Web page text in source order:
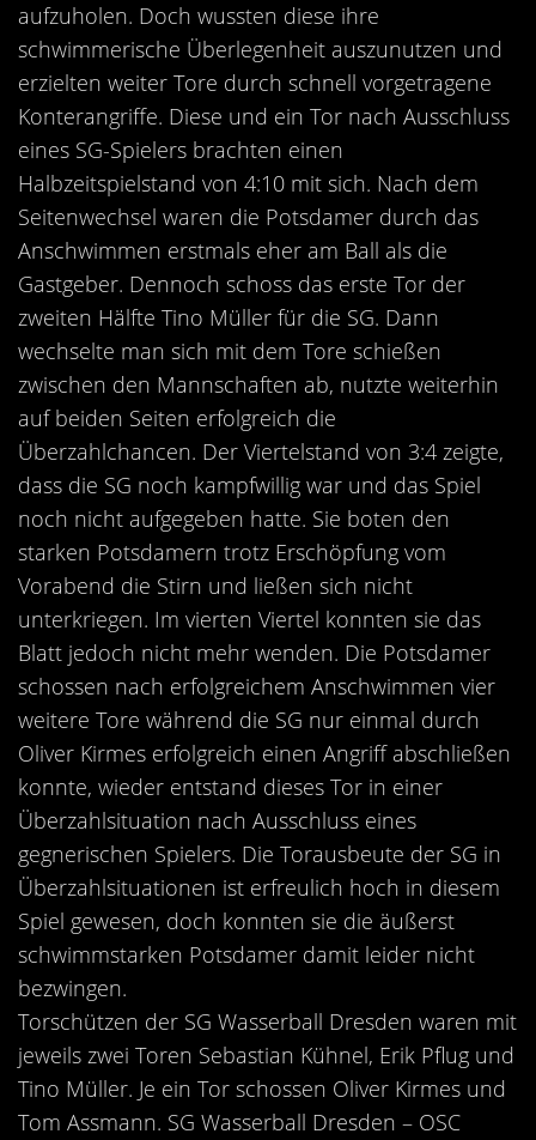
aufzuholen. Doch wussten diese ihre
schwimmerische Überlegenheit auszunutzen und
erzielten weiter Tore durch schnell vorgetragene
Konterangriffe. Diese und ein Tor nach Ausschluss
eines SG-Spielers brachten einen
Halbzeitspielstand von 4:10 mit sich. Nach dem
Seitenwechsel waren die Potsdamer durch das
Anschwimmen erstmals eher am Ball als die
Gastgeber. Dennoch schoss das erste Tor der
zweiten Hälfte Tino Müller für die SG. Dann
wechselte man sich mit dem Tore schießen
zwischen den Mannschaften ab, nutzte weiterhin
auf beiden Seiten erfolgreich die
Überzahlchancen. Der Viertelstand von 3:4 zeigte,
dass die SG noch kampfwillig war und das Spiel
noch nicht aufgegeben hatte. Sie boten den
starken Potsdamern trotz Erschöpfung vom
Vorabend die Stirn und ließen sich nicht
unterkriegen. Im vierten Viertel konnten sie das
Blatt jedoch nicht mehr wenden. Die Potsdamer
schossen nach erfolgreichem Anschwimmen vier
weitere Tore während die SG nur einmal durch
Oliver Kirmes erfolgreich einen Angriff abschließen
konnte, wieder entstand dieses Tor in einer
Überzahlsituation nach Ausschluss eines
gegnerischen Spielers. Die Torausbeute der SG in
Überzahlsituationen ist erfreulich hoch in diesem
Spiel gewesen, doch konnten sie die äußerst
schwimmstarken Potsdamer damit leider nicht
bezwingen.
Torschützen der SG Wasserball Dresden waren mit
jeweils zwei Toren Sebastian Kühnel, Erik Pflug und
Tino Müller. Je ein Tor schossen Oliver Kirmes und
Tom Assmann. SG Wasserball Dresden – OSC